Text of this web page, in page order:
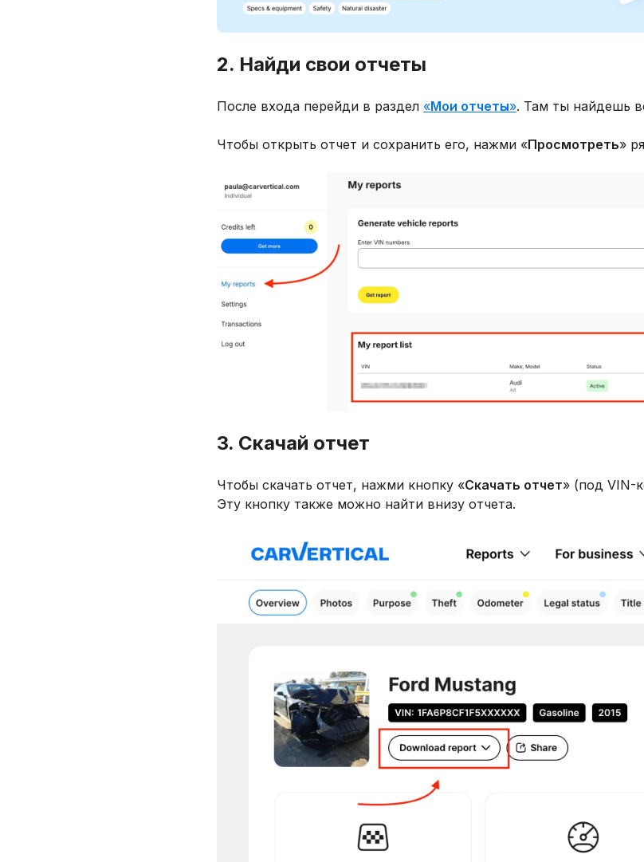
2. Найди свои отчеты
После входа перейди в раздел «Мои отчеты». Там ты найдешь
Чтобы открыть отчет и сохранить его, нажми «Просмотреть»
3. Скачай отчет
Чтобы скачать отчет, нажми кнопку «Скачать отчет» (под VIN-
Эту кнопку также можно найти внизу отчета.